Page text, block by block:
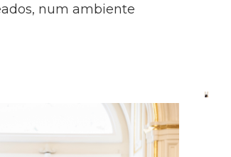
num ambiente